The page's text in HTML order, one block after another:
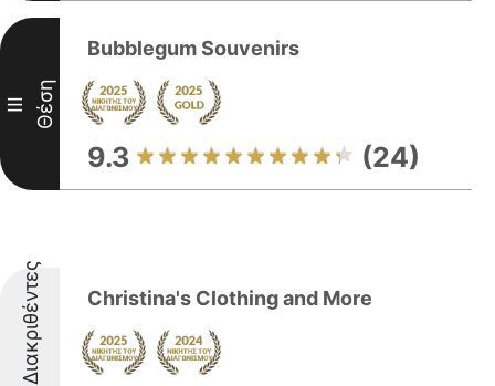
III Θέση
Bubblegum Souvenirs
9.3 (24)
Διακριθέντες Christina's Clothing and More